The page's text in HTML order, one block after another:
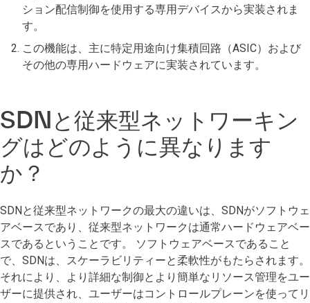
ション配信制御を使用する専用デバイスから実装されま
す。
この機能は、主に特定用途向け集積回路（ASIC）および
その他の専用ハードウェアに実装されています。
SDNと従来型ネットワーキン
グはどのように異なります
か？
SDNと従来型ネットワークの最大の違いは、SDNがソフトウェ
アベースであり、従来型ネットワークは通常ハードウェアベー
スであるということです。 ソフトウェアベースであること
で、SDNは、スケーラビリティーと柔軟性がもたらされます。
それにより、より詳細な制御とより簡単なリソース管理をユー
ザーに提供され、ユーザーはコントロールプレーンを使ってリ